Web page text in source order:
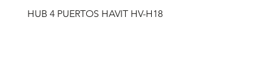
HUB 4 PUERTOS HAVIT HV-H18